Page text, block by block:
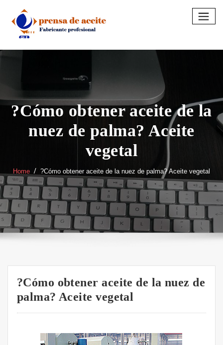
content
?Cómo obtener aceite de la
nuez de palma? Aceite
vegetal
Home ?Cómo obtener aceite de la nuez de palma? Aceite vegetal
?Cómo obtener aceite de la nuez de
palma? Aceite vegetal